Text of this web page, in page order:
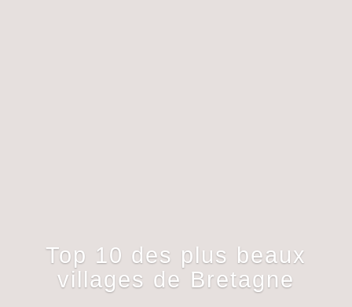
Top 10 des plus beaux
villages de Bretagne